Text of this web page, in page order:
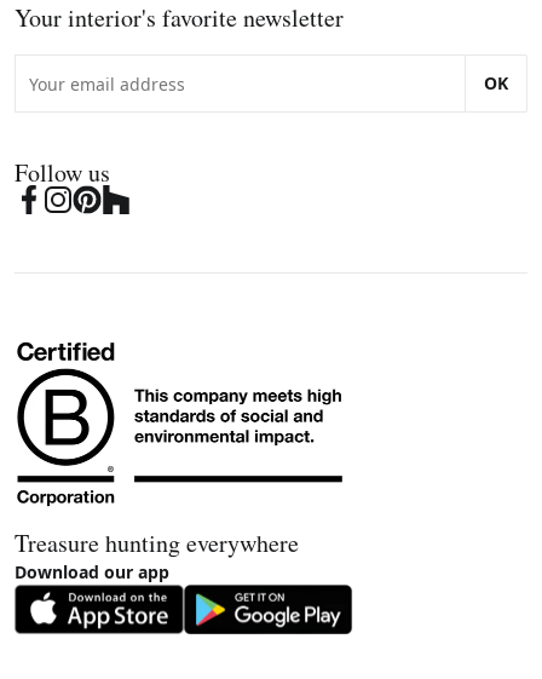
Your interior's favorite newsletter
OK
Follow us
Treasure hunting everywhere
Download our app